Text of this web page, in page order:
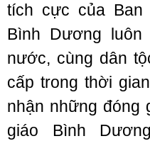
tích cực của Ban
Bình Dương
nước, cùng dân
cấp trong thời
nhận những đóng
giáo Bình